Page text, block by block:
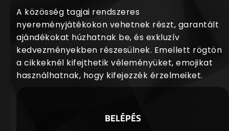
A közösség tagjai rendszeres
nyereményjátékokon vehetnek részt, garantált
ajándékokat húzhatnak be, és exkluzív
kedvezményekben részesülnek. Emellett rögtön
a cikkeknél kifejthetik véleményüket, emojikat
használhatnak, hogy kifejezzék érzelmeiket.
BELÉPÉS